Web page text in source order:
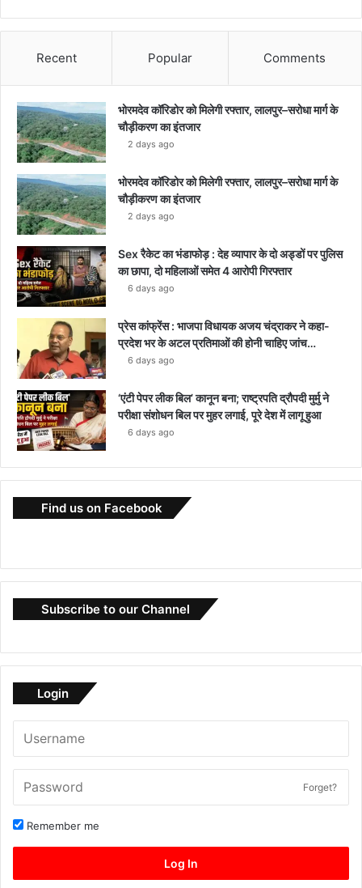
Recent Popular Comments
भोरमदेव कॉरिडोर को मिलेगी रफ्तार, लालपुर–सरोधा मार्ग के
चौड़ीकरण का इंतजार
2 days ago
भोरमदेव कॉरिडोर को मिलेगी रफ्तार, लालपुर–सरोधा मार्ग के
चौड़ीकरण का इंतजार
2 days ago
Sex रैकेट का भंडाफोड़ : देह व्यापार के दो अड्डों पर पुलिस
का छापा, दो महिलाओं समेत 4 आरोपी गिरफ्तार
6 days ago
प्रेस कांफ्रेंस : भाजपा विधायक अजय चंद्राकर ने कहा-
प्रदेश भर के अटल प्रतिमाओं की होनी चाहिए जांच…
6 days ago
‘एंटी पेपर लीक बिल’ कानून बना; राष्ट्रपति द्रौपदी मुर्मु ने
परीक्षा संशोधन बिल पर मुहर लगाई, पूरे देश में लागू हुआ
6 days ago
Find us on Facebook
Subscribe to our Channel
Login
Forget?
Remember me
Log In